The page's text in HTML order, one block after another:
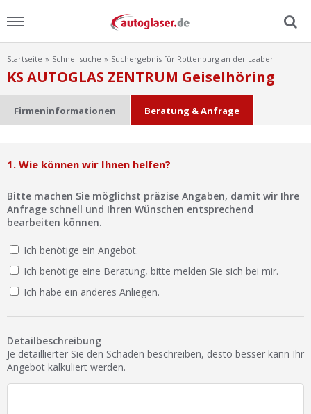
Menu
Home
Ratgeber
Scheibensuche
FAQ
Lexikon
Ist Ihre Werkstatt schon dabei?
Werkstatt Login
Startseite Schnellsuche Suchergebnis für Rottenburg an der Laaber
KS AUTOGLAS ZENTRUM Geiselhöring
Firmeninformationen Beratung & Anfrage
1. Wie können wir Ihnen helfen?
Bitte machen Sie möglichst präzise Angaben, damit wir Ihre
Anfrage schnell und Ihren Wünschen entsprechend
bearbeiten können.
Ich benötige ein Angebot.
Ich benötige eine Beratung, bitte melden Sie sich bei mir.
Ich habe ein anderes Anliegen.
Detailbeschreibung
Je detaillierter Sie den Schaden beschreiben, desto besser kann Ihr
Angebot kalkuliert werden.